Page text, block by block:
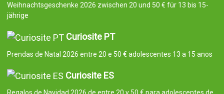
Weihnachtsgeschenke 2026 zwischen 20 und 50 € für 13 bis 15-
jährige
Curiosite PT
Prendas de Natal 2026 entre 20 e 50 € adolescentes 13 a 15 anos
Curiosite ES